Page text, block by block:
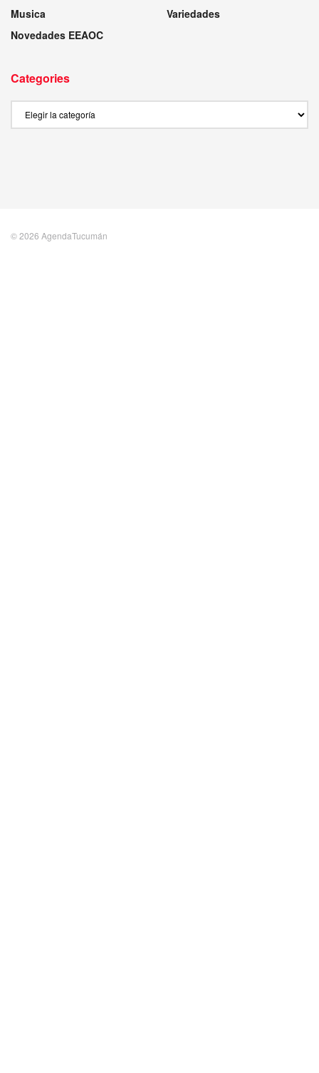
Musica
Novedades EEAOC
Variedades
Categories
© 2026 AgendaTucumán